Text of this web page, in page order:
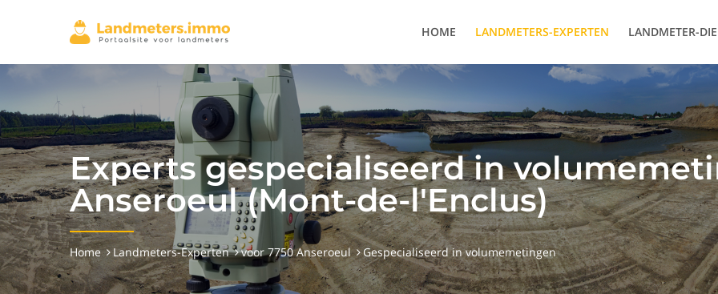
HOME LANDMETERS-EXPERTEN LANDMETER-
Experts gespecialiseerd in
Anseroeul (Mont-de-l'Enclus)
Home Landmeters-Experten voor 7750 Anseroeul Gespecialiseerd in volumemetingen